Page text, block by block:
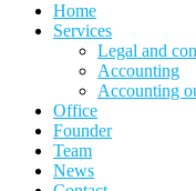
Home
Services
Legal and
Accounting
Accounting
Office
Founder
Team
News